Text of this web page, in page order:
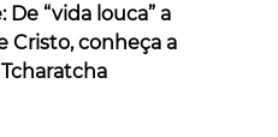
De “vida louca” a
Cristo, conheça a